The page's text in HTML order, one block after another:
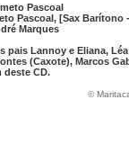
Pascoal
Pascoal, [Sax
Marques
pais Lannoy e Eliana,
(Caxote), Marcos
deste CD.
©